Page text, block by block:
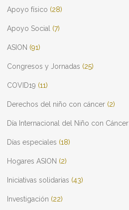
Apoyo físico (28)
Apoyo Social (7)
ASION (91)
Congresos y Jornadas (25)
COVID19 (11)
Derechos del niño con cáncer (2)
Día Internacional del Niño con Cáncer
Días especiales (18)
Hogares ASION (2)
Iniciativas solidarias (43)
Investigación (22)